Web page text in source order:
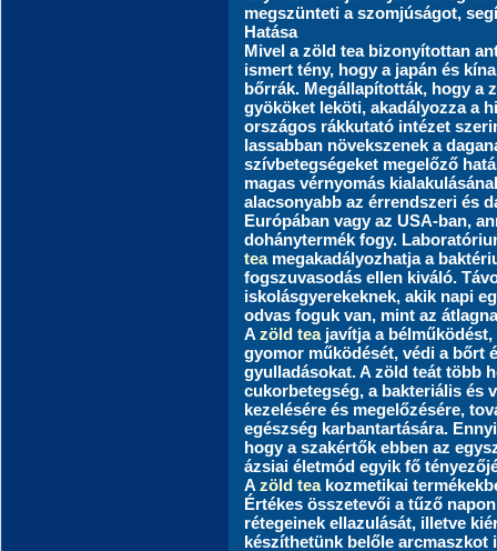
megszünteti a szomjúságot,
Hatása
Mivel a zöld tea bizonyítottan
ismert tény, hogy a japán és
bőrrák. Megállapították, hogy a
gyököket leköti, akadályozza a
országos rákkutató intézet
lassabban növekszenek a
szívbetegségeket megelőző
magas vérnyomás
alacsonyabb az érrendszeri és
Európában vagy az USA-ban,
dohánytermék fogy.
teamegakadályozhatja a
fogszuvasodás ellen kiváló.
iskolásgyerekeknek, akik napi
odvas foguk van, mint az
A zöld teajavítja a bélműködést,
gyomor működését, védi a bőrt
gyulladásokat. A zöld teát több
cukorbetegség, a bakteriális és
kezelésére és megelőzésére,
egészség karbantartására.
hogy a szakértők ebben az
ázsiai életmód egyik fő
A zöld teakozmetikai
Értékes összetevői a tűző
rétegeinek ellazulását, illetve
készíthetünk belőle arcmaszkot